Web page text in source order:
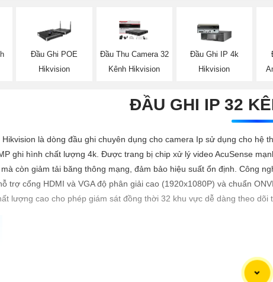
Đầu Ghi POE
Hikvision
Đầu Thu Camera 32
Kênh Hikvision
Đầu Ghi IP 4k
Hikvision
ĐẦU GHI IP 32
là dòng đầu ghi chuyên dụng cho camera Ip sử dụng cho
ghi hình chất lượng 4k. Được trang bị chip xử lý video AcuSense
còn giảm tải băng thông mạng, đảm bảo hiệu suất ổn định. Công
trợ cổng HDMI và VGA độ phân giải cao (1920x1080P) và chuẩn
lượng cao cho phép giám sát đồng thời 32 khu vực dễ dàng theo dõi
là cách bạn có thể viết một bài viết giới thiệu sản phẩm về việc lắp